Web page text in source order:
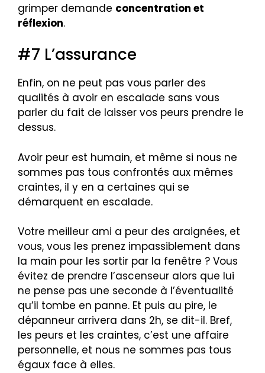
grimper demande concentration et
réflexion.
#7 L’assurance
Enfin, on ne peut pas vous parler des
qualités à avoir en escalade sans vous
parler du fait de laisser vos peurs prendre le
dessus.
Avoir peur est humain, et même si nous ne
sommes pas tous confrontés aux mêmes
craintes, il y en a certaines qui se
démarquent en escalade.
Votre meilleur ami a peur des araignées, et
vous, vous les prenez impassiblement dans
la main pour les sortir par la fenêtre ? Vous
évitez de prendre l’ascenseur alors que lui
ne pense pas une seconde à l’éventualité
qu’il tombe en panne. Et puis au pire, le
dépanneur arrivera dans 2h, se dit-il. Bref,
les peurs et les craintes, c’est une affaire
personnelle, et nous ne sommes pas tous
égaux face à elles.